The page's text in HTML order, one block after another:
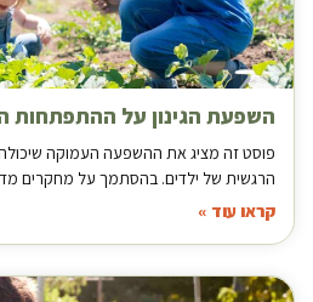
השפעת הגינון על ההתפתחות
פוסט זה מציג את ההשפעה העמוקה
הרגשית של ילדים. בהסתמך על מחקרים
קראו עוד »